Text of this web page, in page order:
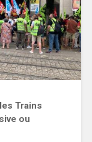
Trains
ou